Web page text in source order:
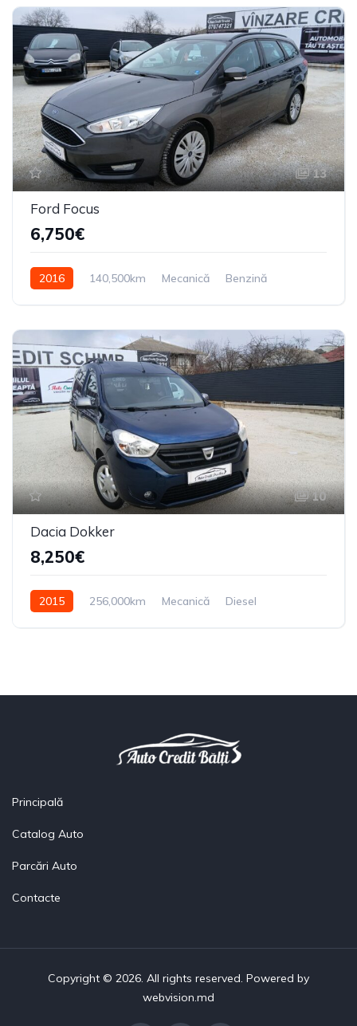
13
Ford Focus
6,750€
2016 140,500km Mecanică
Benzină
10
Dacia Dokker
8,250€
2015 256,000km Mecanică
Diesel
Principală
Catalog Auto
Parcări Auto
Contacte
Copyright © 2026. All rights reserved. Powered by
webvision.md